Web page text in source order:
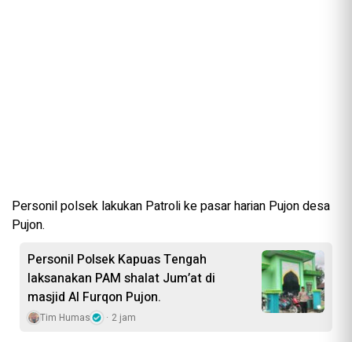
Personil polsek lakukan Patroli ke pasar harian Pujon desa
Pujon.
Personil Polsek Kapuas Tengah
laksanakan PAM shalat Jum’at di
masjid Al Furqon Pujon.
Tim Humas 2 jam